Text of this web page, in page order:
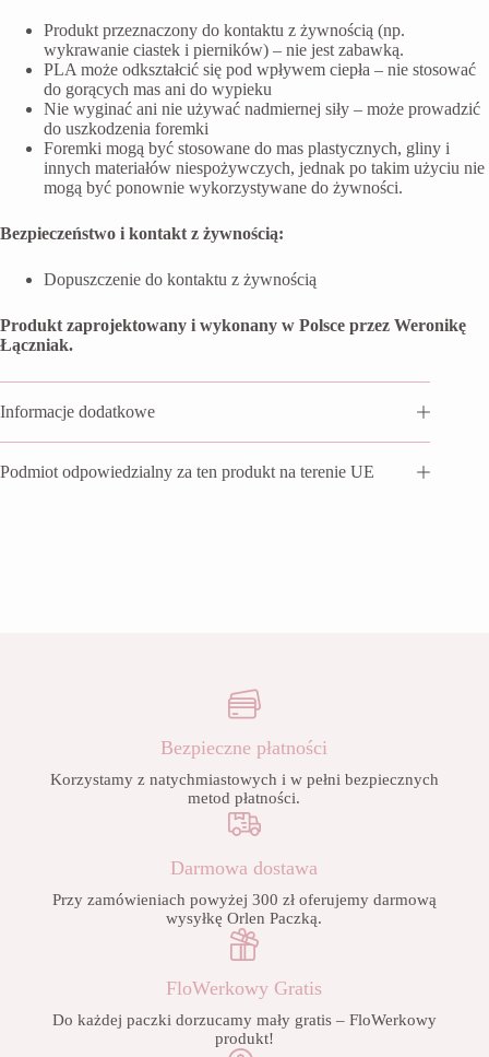
Produkt przeznaczony do kontaktu z żywnością (np.
wykrawanie ciastek i pierników) – nie jest zabawką.
PLA może odkształcić się pod wpływem ciepła – nie stosować
do gorących mas ani do wypieku
Nie wyginać ani nie używać nadmiernej siły – może prowadzić
do uszkodzenia foremki
Foremki mogą być stosowane do mas plastycznych, gliny i
innych materiałów niespożywczych, jednak po takim użyciu nie
mogą być ponownie wykorzystywane do żywności.
Bezpieczeństwo i kontakt z żywnością:
Dopuszczenie do kontaktu z żywnością
Produkt zaprojektowany i wykonany w Polsce przez Weronikę
Łączniak.
Informacje dodatkowe
Podmiot odpowiedzialny za ten produkt na terenie UE
Bezpieczne płatności
Korzystamy z natychmiastowych i w pełni bezpiecznych
metod płatności.
Darmowa dostawa
Przy zamówieniach powyżej 300 zł oferujemy darmową
wysyłkę Orlen Paczką.
FloWerkowy Gratis
Do każdej paczki dorzucamy mały gratis – FloWerkowy
produkt!